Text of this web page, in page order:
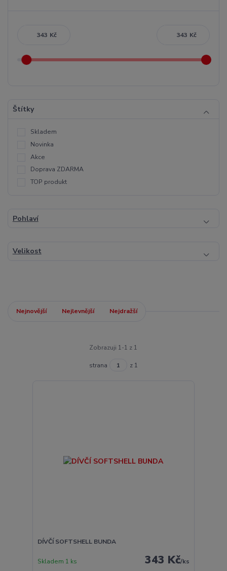
Kč Kč
Štítky
Skladem
Novinka
Akce
Doprava ZDARMA
TOP produkt
Pohlaví
Velikost
Nejnovější Nejlevnější Nejdražší
Zobrazuji 1-1 z 1
strana z 1
DÍVČÍ SOFTSHELL BUNDA
343 Kč/ks
Skladem 1 ks